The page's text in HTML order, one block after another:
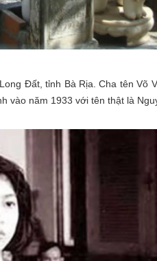
Đất, tỉnh Bà Rịa. Cha tên Võ
vào năm 1933 với tên thật là